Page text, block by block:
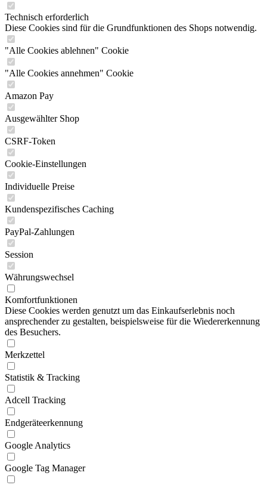
Technisch erforderlich
Diese Cookies sind für die Grundfunktionen des Shops notwendig.
"Alle Cookies ablehnen" Cookie
"Alle Cookies annehmen" Cookie
Amazon Pay
Ausgewählter Shop
CSRF-Token
Cookie-Einstellungen
Individuelle Preise
Kundenspezifisches Caching
PayPal-Zahlungen
Session
Währungswechsel
Komfortfunktionen
Diese Cookies werden genutzt um das Einkaufserlebnis noch
ansprechender zu gestalten, beispielsweise für die Wiedererkennung
des Besuchers.
Merkzettel
Statistik & Tracking
Adcell Tracking
Endgeräteerkennung
Google Analytics
Google Tag Manager